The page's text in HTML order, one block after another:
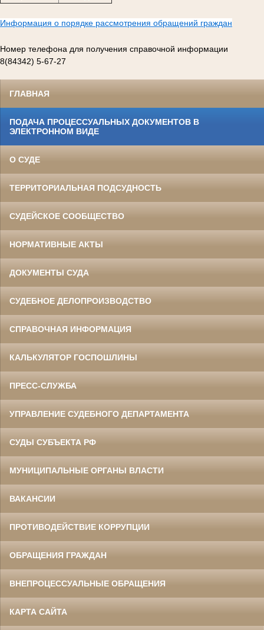
Информация о порядке рассмотрения обращений граждан
Номер телефона для получения справочной информации
8(84342) 5-67-27
ГЛАВНАЯ
ПОДАЧА ПРОЦЕССУАЛЬНЫХ ДОКУМЕНТОВ В
ЭЛЕКТРОННОМ ВИДЕ
О СУДЕ
ТЕРРИТОРИАЛЬНАЯ ПОДСУДНОСТЬ
СУДЕЙСКОЕ СООБЩЕСТВО
НОРМАТИВНЫЕ АКТЫ
ДОКУМЕНТЫ СУДА
СУДЕБНОЕ ДЕЛОПРОИЗВОДСТВО
СПРАВОЧНАЯ ИНФОРМАЦИЯ
КАЛЬКУЛЯТОР ГОСПОШЛИНЫ
ПРЕСС-СЛУЖБА
УПРАВЛЕНИЕ СУДЕБНОГО ДЕПАРТАМЕНТА
СУДЫ СУБЪЕКТА РФ
МУНИЦИПАЛЬНЫЕ ОРГАНЫ ВЛАСТИ
ВАКАНСИИ
ПРОТИВОДЕЙСТВИЕ КОРРУПЦИИ
ОБРАЩЕНИЯ ГРАЖДАН
ВНЕПРОЦЕССУАЛЬНЫЕ ОБРАЩЕНИЯ
КАРТА САЙТА